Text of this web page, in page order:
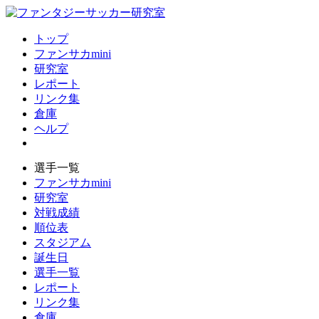
トップ
ファンサカmini
研究室
レポート
リンク集
倉庫
ヘルプ
選手一覧
ファンサカmini
研究室
対戦成績
順位表
スタジアム
誕生日
選手一覧
レポート
リンク集